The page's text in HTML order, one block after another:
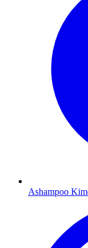
Ashampoo